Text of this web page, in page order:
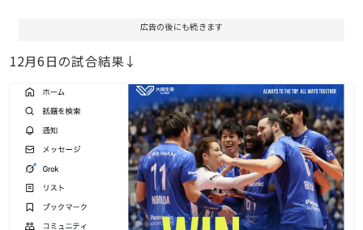
広告の後にも続きます
12月6日の試合結果↓